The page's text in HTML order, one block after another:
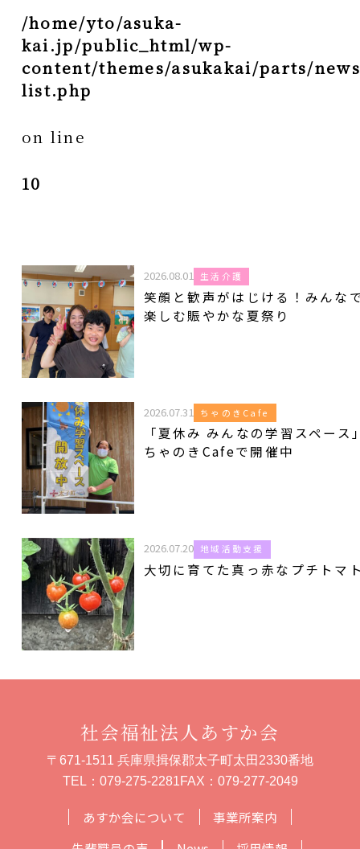
/home/yto/asuka-
kai.jp/public_html/wp-
content/themes/asukakai/parts/
list.php
on line
10
2026.08.01 生活介護
笑顔と歓声がはじける！みんな
楽しむ賑やかな夏祭り
2026.07.31 ちゃのきCafe
「夏休み みんなの学習スペース
ちゃのきCafeで開催中
2026.07.20 地域活動支援
大切に育てた真っ赤なプチトマ
あすか会について
事業所案内
社会福祉法人あすか会
〒671-1511 兵庫県揖保郡太子町太田2330番地
TEL： 079-275-2281FAX：079-277-2049